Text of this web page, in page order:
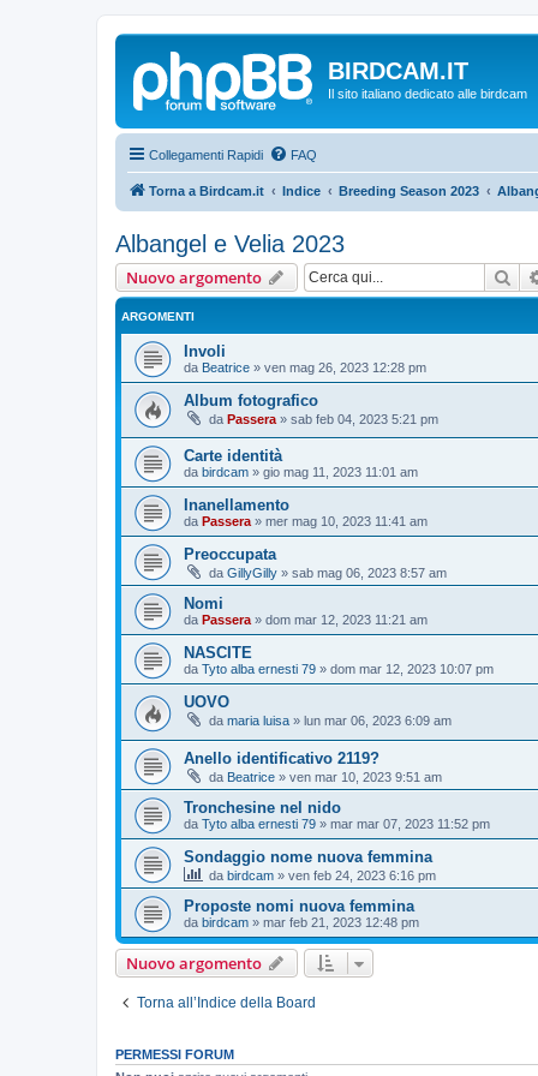
BIRDCAM.IT
Il sito italiano dedicato alle birdcam
Collegamenti Rapidi FAQ
Torna a Birdcam.it Indice Breeding Season 2023
Albangel e Velia 2023
Nuovo argomento
ARGOMENTI
Involi
da Beatrice » ven mag 26, 2023 12:28 pm
Album fotografico
da Passera » sab feb 04, 2023 5:21 pm
Carte identità
da birdcam » gio mag 11, 2023 11:01 am
Inanellamento
da Passera » mer mag 10, 2023 11:41 am
Preoccupata
da GillyGilly » sab mag 06, 2023 8:57 am
Nomi
da Passera » dom mar 12, 2023 11:21 am
NASCITE
da Tyto alba ernesti 79 » dom mar 12, 2023 10:07 pm
UOVO
da maria luisa » lun mar 06, 2023 6:09 am
Anello identificativo 2119?
da Beatrice » ven mar 10, 2023 9:51 am
Tronchesine nel nido
da Tyto alba ernesti 79 » mar mar 07, 2023 11:52 pm
Sondaggio nome nuova femmina
da birdcam » ven feb 24, 2023 6:16 pm
Proposte nomi nuova femmina
da birdcam » mar feb 21, 2023 12:48 pm
Nuovo argomento
Torna all’Indice della Board
PERMESSI FORUM